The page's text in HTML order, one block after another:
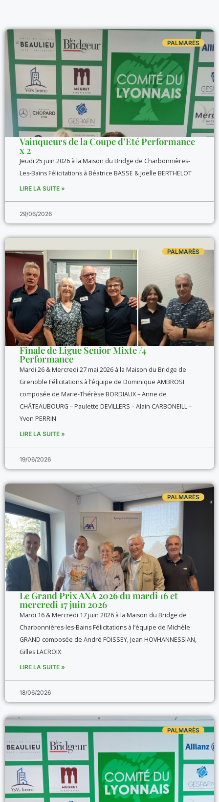
PALMARÈS
Vainqueurs de la Coupe d’Eté Performance
x 2
Jeudi 25 juin 2026 à la Maison du Bridge de Charbonnières-
Les-Bains Félicitations à Béatrice BASSE & Joëlle BERTHELOT
LIRE LA SUITE »
29/06/2026
PALMARÈS
Finale de Ligue Senior Mixte /4
Performance
Mardi 26 & Mercredi 27 mai 2026 à la Maison du Bridge de
Grenoble Félicitations à l’équipe de Dominique AMBROSI
composée de Marie-Thérèse BORDIAUX – Anne de
CHÂTEAUBOURG – Paulette DEVILLERS – Alain CARBONEILL –
Yvon PERRIN
LIRE LA SUITE »
19/06/2026
PALMARÈS
Le Grand Prix AXA 2026 du mardi 16 et
mercredi 17 juin 2026
Mardi 16 & Mercredi 17 juin 2026 à la Maison du Bridge de
Charbonnières-les-Bains Félicitations à l’équipe de Michèle
GRAND composée de André FOISSEY, Jean HOVHANNESSIAN,
Gilles LACROIX
LIRE LA SUITE »
18/06/2026
PALMARÈS